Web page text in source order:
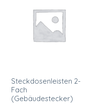
Steckdosenleisten 2-
Fach
(Gebäudestecker)